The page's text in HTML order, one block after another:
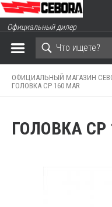
Официальный дилер
ОФИЦИАЛЬНЫЙ МАГАЗИН
ГОЛОВКА CP 160 MAR
ГОЛОВКА CP